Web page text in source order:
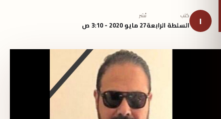
ا كتب
السلطة الرابعة
نُشر
27 مايو 2020 - 3:10 ص